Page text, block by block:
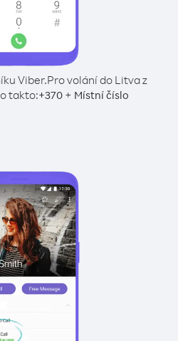
Viber.Pro volání do Litva z
takto:+370+ Místní číslo